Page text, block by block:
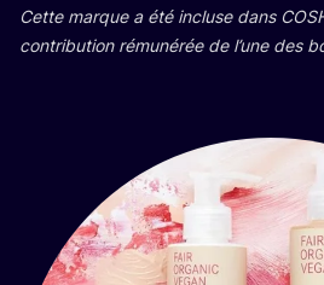
Cette marque a été incluse dans
contri­bu­tion rému­né­rée de l’une des